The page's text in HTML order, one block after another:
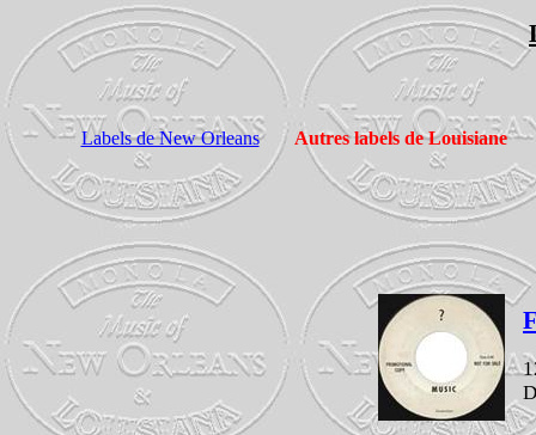
Labels de New Orleans Autres labels de Louisiane